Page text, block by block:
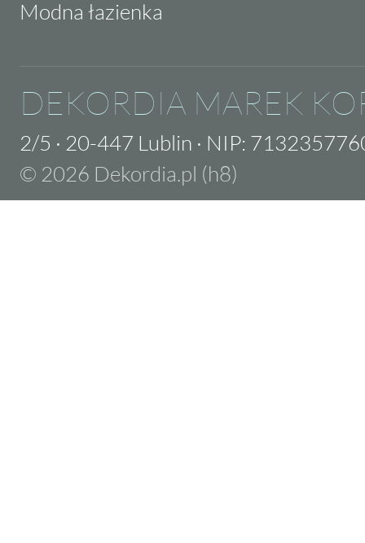
Modna łazienka
DEKORDIA MAREK
2/5 · 20-447 Lublin · NIP:
© 2026 Dekordia.pl (h8)